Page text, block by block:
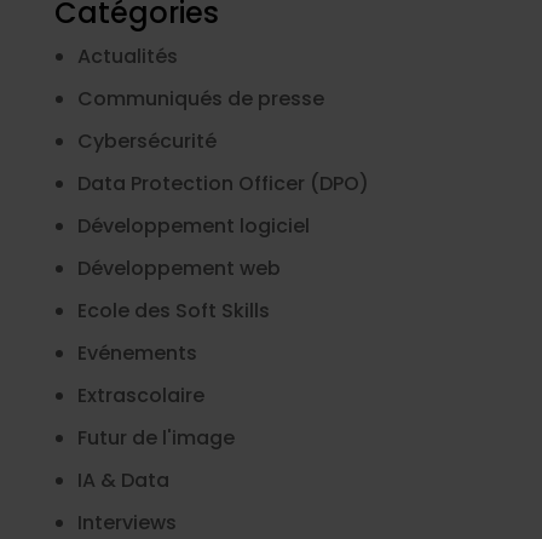
Catégories
Actualités
Communiqués de presse
Cybersécurité
Data Protection Officer (DPO)
Développement logiciel
Développement web
Ecole des Soft Skills
Evénements
Extrascolaire
Futur de l'image
IA & Data
Interviews